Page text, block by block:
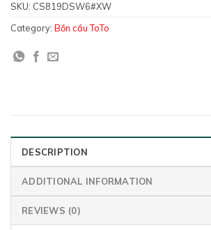
SKU: CS819DSW6#XW
Category: Bồn cầu ToTo
DESCRIPTION
ADDITIONAL INFORMATION
REVIEWS (0)